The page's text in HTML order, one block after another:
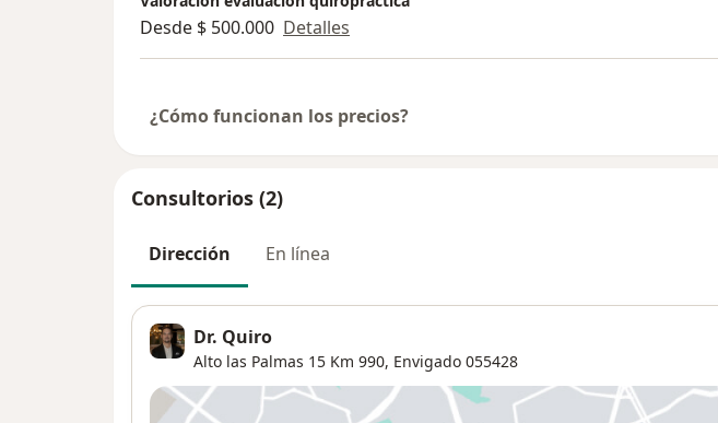
Desde $ 500.000 Detalles
¿Cómo funcionan los precios?
Consultorios (2)
Dirección En línea
Dr. Quiro
Alto las Palmas 15 Km 990, Envigado 055428